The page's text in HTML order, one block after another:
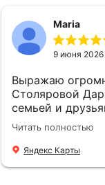
Maria
9 июня 2026
Выражаю
Столяровой
семьей и
подскажет,
Читать полностью
Яндекс Карты